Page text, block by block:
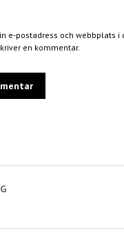
e-postadress och webbplats i
en kommentar.